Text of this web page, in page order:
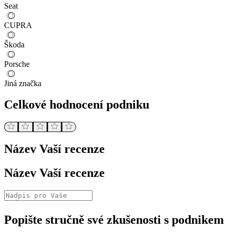
Seat
CUPRA
Škoda
Porsche
Jiná značka
Celkové hodnocení podniku
Název Vaší recenze
Název Vaší recenze
Popište stručně své zkušenosti s podnikem